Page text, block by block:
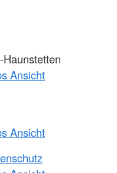
Ansicht
Ansicht